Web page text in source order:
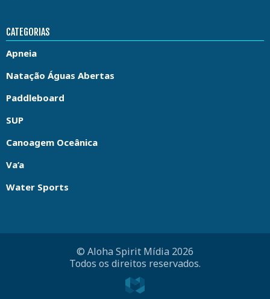
CATEGORIAS
Apneia
Natação Águas Abertas
Paddleboard
SUP
Canoagem Oceânica
Va’a
Water Sports
© Aloha Spirit Mídia 2026
Todos os direitos reservados.